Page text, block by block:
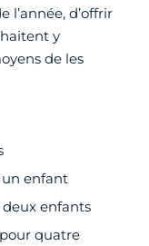
l’année, d’offrir
y
de les
un enfant
deux enfants
quatre